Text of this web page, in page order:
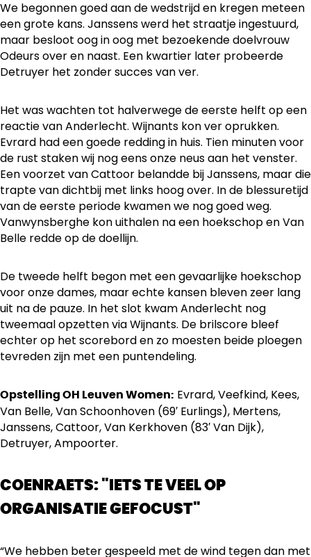
We begonnen goed aan de wedstrijd en kregen meteen
een grote kans. Janssens werd het straatje ingestuurd,
maar besloot oog in oog met bezoekende doelvrouw
Odeurs over en naast. Een kwartier later probeerde
Detruyer het zonder succes van ver.
Het was wachten tot halverwege de eerste helft op een
reactie van Anderlecht. Wijnants kon ver oprukken.
Evrard had een goede redding in huis. Tien minuten voor
de rust staken wij nog eens onze neus aan het venster.
Een voorzet van Cattoor belandde bij Janssens, maar die
trapte van dichtbij met links hoog over. In de blessuretijd
van de eerste periode kwamen we nog goed weg.
Vanwynsberghe kon uithalen na een hoekschop en Van
Belle redde op de doellijn.
De tweede helft begon met een gevaarlijke hoekschop
voor onze dames, maar echte kansen bleven zeer lang
uit na de pauze. In het slot kwam Anderlecht nog
tweemaal opzetten via Wijnants. De brilscore bleef
echter op het scorebord en zo moesten beide ploegen
tevreden zijn met een puntendeling.
Opstelling OH Leuven Women: Evrard, Veefkind, Kees,
Van Belle, Van Schoonhoven (69′ Eurlings), Mertens,
Janssens, Cattoor, Van Kerkhoven (83′ Van Dijk),
Detruyer, Ampoorter.
COENRAETS: "IETS TE VEEL OP
ORGANISATIE GEFOCUST"
“We hebben beter gespeeld met de wind tegen dan met